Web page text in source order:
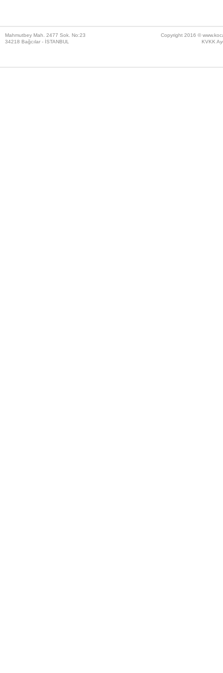
Mahmutbey Mah. 2477 Sok. No:23
34218 Bağcılar - İSTANBUL
Copyright 2016 ©
KVKK